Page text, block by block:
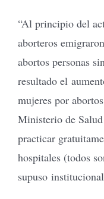
“Al principio del
aborteros
abortos personas
resultado el
mujeres por
Ministerio de
practicar
hospitales (todos
supuso